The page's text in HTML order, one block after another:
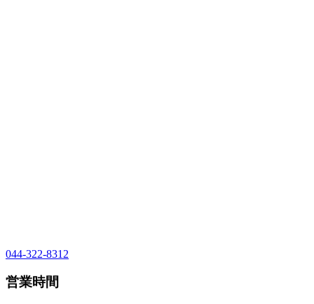
044-322-8312
営業時間